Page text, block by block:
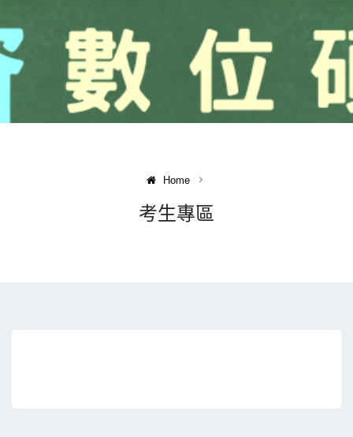
Home
考生專區